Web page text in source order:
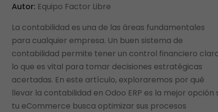
Autor: Equipo Factor Libre
La contabilidad es una de las áreas fundamentales
para cualquier empresa. Un buen sistema de
contabilidad permite tener un control financiero
lo que es vital para tomar decisiones estratégicas
acertadas. En este artículo, exploraremos por qué
llevar la contabilidad en Odoo ERP es la mejor opción
tu eCommerce busca optimizar sus procesos